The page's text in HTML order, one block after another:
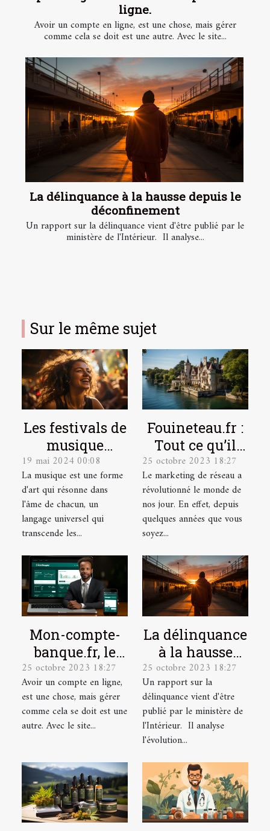
ligne.
Avoir un compte en ligne, est une chose, mais gérer
comme cela se doit est une autre. Avec le site...
La délinquance à la hausse depuis le
déconfinement
Un rapport sur la délinquance vient d'être publié par le
ministère de l'Intérieur. Il analyse...
Sur le même sujet
Les festivals de
musique
indépendante
et leur
contribution à
la scène
culturelle
19 mai 2024 00:08
La musique est une forme
d'art qui résonne dans
l'âme de chacun, un
langage universel qui
transcende les...
Fouineteau.fr :
Tout ce qu’il
faut savoir sur
ce site
25 octobre 2023 18:27
Le marketing de réseau a
révolutionné le monde de
nos jour. En effet, depuis
quelques années que vous
soyez...
Mon-compte-
banque.fr, le
site idéal pour
la gestion de
vos comptes en
ligne.
25 octobre 2023 18:27
Avoir un compte en ligne,
est une chose, mais gérer
comme cela se doit est une
autre. Avec le site...
La délinquance
à la hausse
depuis le
déconfinement
25 octobre 2023 18:27
Un rapport sur la
délinquance vient d'être
publié par le ministère de
l'Intérieur. Il analyse
l'évolution...